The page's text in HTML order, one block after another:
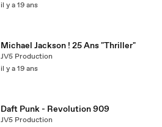
il y a 19 ans
Michael Jackson ! 25 Ans "Thriller"
JV5 Production
il y a 19 ans
Daft Punk - Revolution 909
JV5 Production